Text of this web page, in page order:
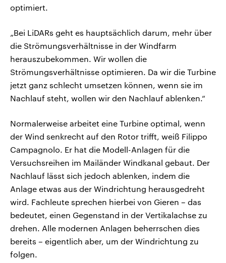
optimiert.
„Bei LiDARs geht es hauptsächlich darum, mehr über
die Strömungsverhältnisse in der Windfarm
herauszubekommen. Wir wollen die
Strömungsverhältnisse optimieren. Da wir die Turbine
jetzt ganz schlecht umsetzen können, wenn sie im
Nachlauf steht, wollen wir den Nachlauf ablenken.“
Normalerweise arbeitet eine Turbine optimal, wenn
der Wind senkrecht auf den Rotor trifft, weiß Filippo
Campagnolo. Er hat die Modell-Anlagen für die
Versuchsreihen im Mailänder Windkanal gebaut. Der
Nachlauf lässt sich jedoch ablenken, indem die
Anlage etwas aus der Windrichtung herausgedreht
wird. Fachleute sprechen hierbei von Gieren – das
bedeutet, einen Gegenstand in der Vertikalachse zu
drehen. Alle modernen Anlagen beherrschen dies
bereits – eigentlich aber, um der Windrichtung zu
folgen.